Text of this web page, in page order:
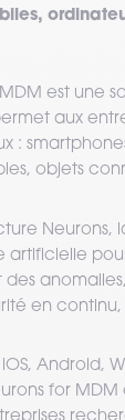
est une
aux
:
objets
Neurons,
artificielle
en
Android,
for MDM